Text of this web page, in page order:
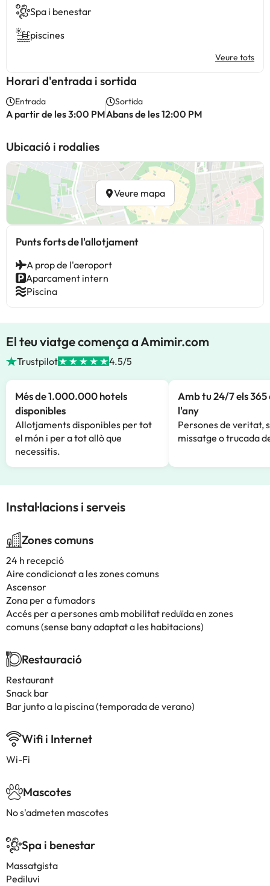
Spa i benestar
piscines
Veure tots
Horari d'entrada i sortida
Entrada
A partir de les 3:00 PM
Sortida
Abans de les 12:00 PM
Ubicació i rodalies
Veure mapa
Punts forts de l'allotjament
A prop de l'aeroport
Aparcament intern
Piscina
El teu viatge comença a Amimir.com
Trustpilot 4.5/5
Més de 1.000.000 hotels
disponibles
Allotjaments disponibles per tot
el món i per a tot allò que
necessitis.
Amb tu 24/7 els 365
l'any
Persones de veritat,
missatge o trucada
Instal·lacions i serveis
Zones comuns
24 h recepció
Aire condicionat a les zones comuns
Ascensor
Zona per a fumadors
Accés per a persones amb mobilitat reduïda en zones
comuns (sense bany adaptat a les habitacions)
Restauració
Restaurant
Snack bar
Bar junto a la piscina (temporada de verano)
Wifi i Internet
Wi-Fi
Mascotes
No s'admeten mascotes
Spa i benestar
Massatgista
Pediluvi